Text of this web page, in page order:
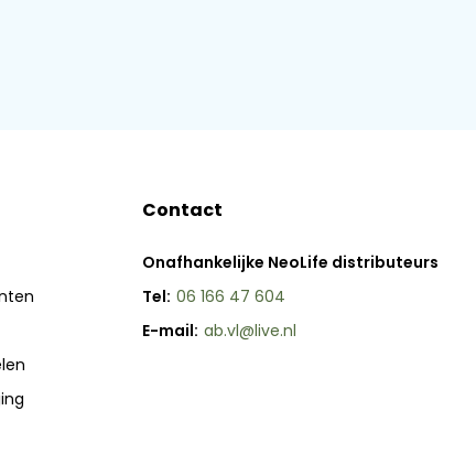
Contact
Onafhankelijke NeoLife distributeurs
Tel: 06 166 47 604
E-mail: ab.vl@live.nl